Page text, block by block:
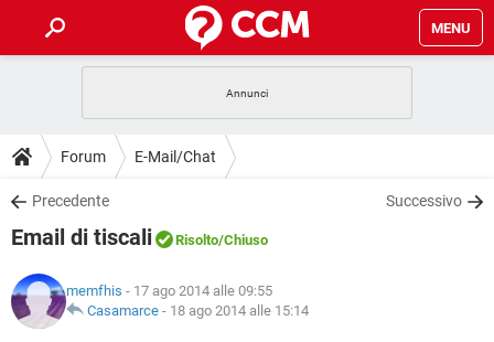
MENU
INTRATTENIMENTO
iOS
INSTAGRAM WHATSAPP
TIKTOK
HARDWARE
GUIDE
COVID-19
INSTAGRAM WHATSAPP
TIKTOK
DOWNLOAD
COVID-19 GAMING
INTRATTENIMENTO
iOS WINDOWS 10
COVID-19 GAMING
INTRATTENIMENTO
GLOSSARIO
Forum E-Mail/Chat
Precedente Successivo
Email di tiscali Risolto/Chiuso
memfhis - 17 ago 2014 alle 09:55
Casamarce - 18 ago 2014 alle 15:14